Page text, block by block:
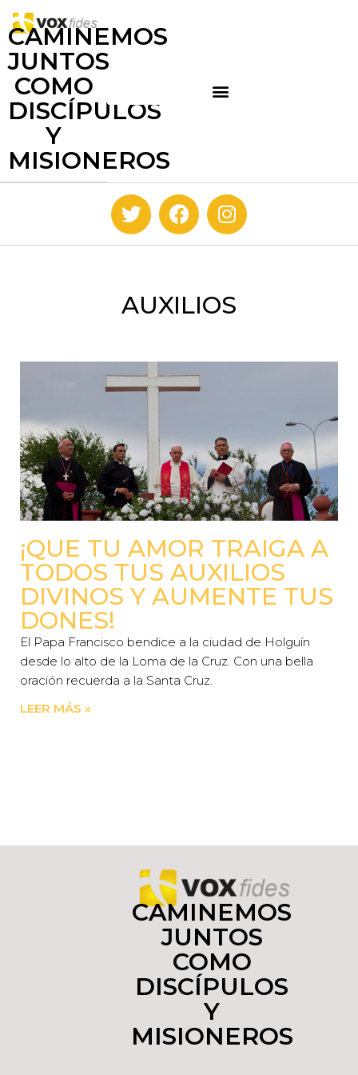
CAMINEMOS
JUNTOS
COMO
DISCÍPULOS
Y
MISIONEROS
AUXILIOS
¡QUE TU AMOR TRAIGA A
TODOS TUS AUXILIOS
DIVINOS Y AUMENTE TUS
DONES!
El Papa Francisco bendice a la ciudad de Holguín
desde lo alto de la Loma de la Cruz. Con una bella
oración recuerda a la Santa Cruz.
LEER MÁS »
CAMINEMOS
JUNTOS
COMO
DISCÍPULOS
Y
MISIONEROS